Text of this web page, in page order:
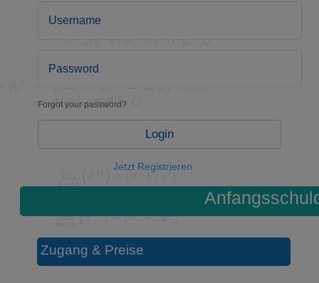
Forgot your password?
Login
Jetzt Registrieren
Zugang & Preise